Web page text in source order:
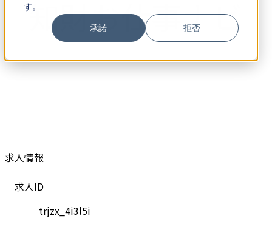
す。
承諾 拒否
求人情報
求人ID
trjzx_4i3l5i